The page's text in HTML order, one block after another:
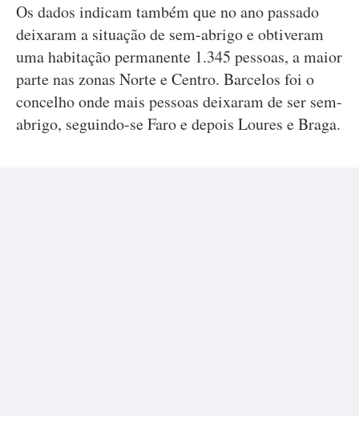
Os dados indicam também que no ano passado
deixaram a situação de sem-abrigo e obtiveram
uma habitação permanente 1.345 pessoas, a maior
parte nas zonas Norte e Centro. Barcelos foi o
concelho onde mais pessoas deixaram de ser sem-
abrigo, seguindo-se Faro e depois Loures e Braga.